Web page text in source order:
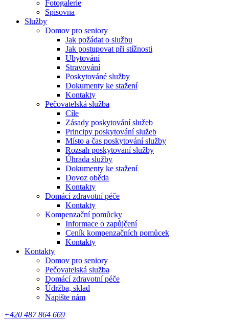
Fotogalerie
Spisovna
Služby
Domov pro seniory
Jak požádat o službu
Jak postupovat při stížnosti
Ubytování
Stravování
Poskytováné služby
Dokumenty ke stažení
Kontakty
Pečovatelská služba
Cíle
Zásady poskytování služeb
Principy poskytování služeb
Místo a čas poskytování služby
Rozsah poskytovaní služby
Úhrada služby
Dokumenty ke stažení
Dovoz oběda
Kontakty
Domácí zdravotní péče
Kontakty
Kompenzační pomůcky
Informace o zapůjčení
Ceník kompenzačních pomůcek
Kontakty
Kontakty
Domov pro seniory
Pečovatelská služba
Domácí zdravotní péče
Údržba, sklad
Napište nám
+420 487 864 669